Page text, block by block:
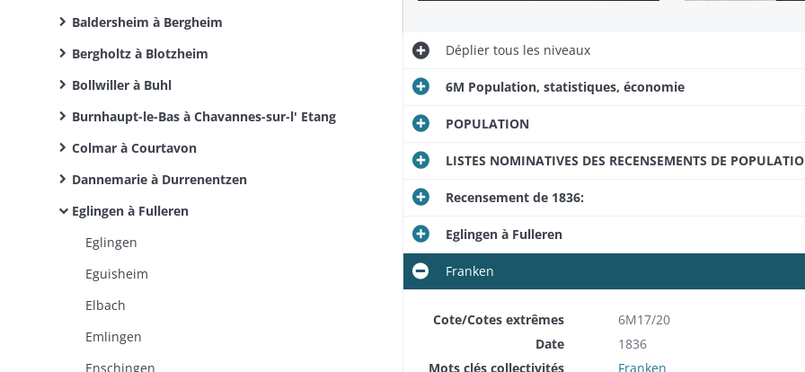
Baldersheim à Bergheim
Bergholtz à Blotzheim
Bollwiller à Buhl
Burnhaupt-le-Bas à Chavannes-sur-l' Etang
Colmar à Courtavon
Dannemarie à Durrenentzen
Eglingen à Fulleren
Eglingen
Eguisheim
Elbach
Emlingen
Enschingen
Dépliertous les niveaux
6M Population, statistiques, économie
POPULATION
LISTES NOMINATIVES DES RECENSEMENTS DE
Recensement de 1836:
Eglingen à Fulleren
Franken
Cote/Cotes extrêmes
6M17/20
Date
1836
Mots clés collectivités
Franken